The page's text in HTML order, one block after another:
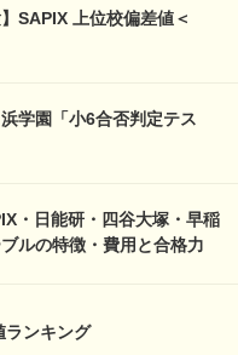
SAPIX 上位校偏差値＜
学園「小6合否判定テス
・日能研・四谷大塚・早稲
ルの特徴・費用と合格力
ランキング